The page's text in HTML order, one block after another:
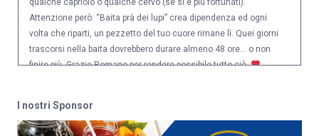
qualche capriolo o qualche cervo (se si è più fortunati).
Attenzione però: “Baita prà dei lupi” crea dipendenza ed ogni
volta che riparti, un pezzetto del tuo cuore rimane lì. Quei giorni
trascorsi nella baita dovrebbero durare almeno 48 ore… o non
finire più. Grazie Romano per rendere possibile tutto ciò.
17/12/2021
Commento
I nostri Sponsor